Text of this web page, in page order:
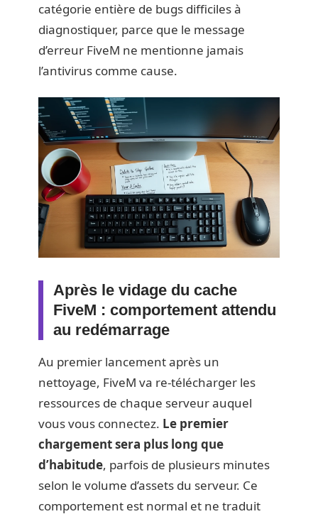
catégorie entière de bugs difficiles à
diagnostiquer, parce que le message
d’erreur FiveM ne mentionne jamais
l’antivirus comme cause.
Après le vidage du cache
FiveM : comportement attendu
au redémarrage
Au premier lancement après un
nettoyage, FiveM va re-télécharger les
ressources de chaque serveur auquel
vous vous connectez. Le premier
chargement sera plus long que
d’habitude, parfois de plusieurs minutes
selon le volume d’assets du serveur. Ce
comportement est normal et ne traduit